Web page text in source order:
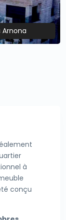
à
conçu